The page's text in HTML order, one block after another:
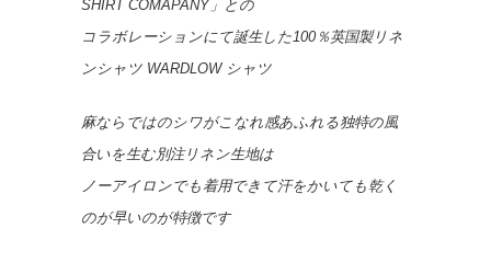
SHIRT COMAPANY」との
コラボレーションにて誕生した100％英国製リネ
ンシャツ WARDLOW シャツ
麻ならではのシワがこなれ感あふれる独特の風
合いを生む別注リネン生地は
ノーアイロンでも着用できて汗をかいても乾く
のが早いのが特徴です